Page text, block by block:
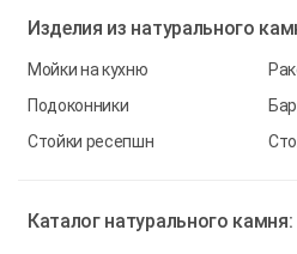
Изделия из натурального
Мойки на кухню
Подоконники
Стойки ресепшн
Каталог натурального камня: